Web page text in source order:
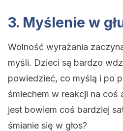
3. Myślenie w
Wolność wyrażania
myśli. Dzieci są bardzo
powiedzieć, co myślą i po
śmiechem w reakcji na coś
jest bowiem coś bardziej
śmianie się w głos?